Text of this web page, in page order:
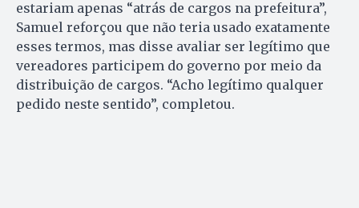
estariam apenas “atrás de cargos na prefeitura”,
Samuel reforçou que não teria usado exatamente
esses termos, mas disse avaliar ser legítimo que
vereadores participem do governo por meio da
distribuição de cargos. “Acho legítimo qualquer
pedido neste sentido”, completou.